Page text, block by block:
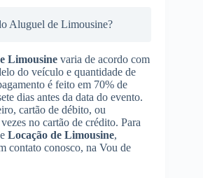
Aluguel de Limousine?
Limousine varia de acordo com
do veículo e quantidade de
é feito em 70% de
dias antes da data do evento.
cartão de débito, ou
no cartão de crédito. Para
Locação de Limousine,
contato conosco, na Vou de